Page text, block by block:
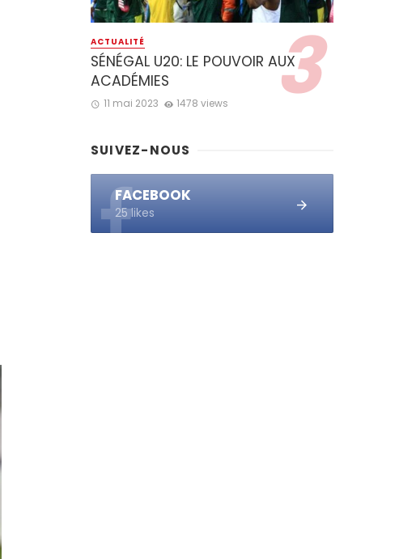
ACTUALITÉ
SÉNÉGAL U20: LE POUVOIR AUX
ACADÉMIES
11 mai 2023 1478 views
SUIVEZ-NOUS
FACEBOOK
25 likes